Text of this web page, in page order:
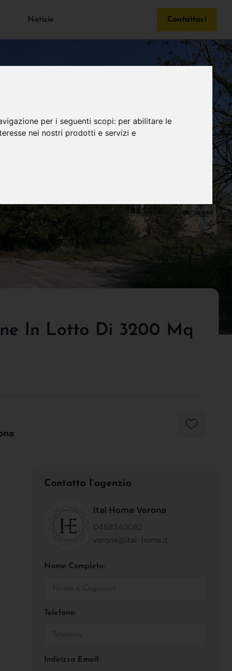
per i seguenti scopi: per abilitare le
nei nostri prodotti e servizi e
Notizie Contattaci
In Lotto Di 3200 Mq
Contatta l'agenzia
Ital Home Verona
0458240082
verona@ital-home.it
Nome Completo:
Telefono:
Indirizzo Email: